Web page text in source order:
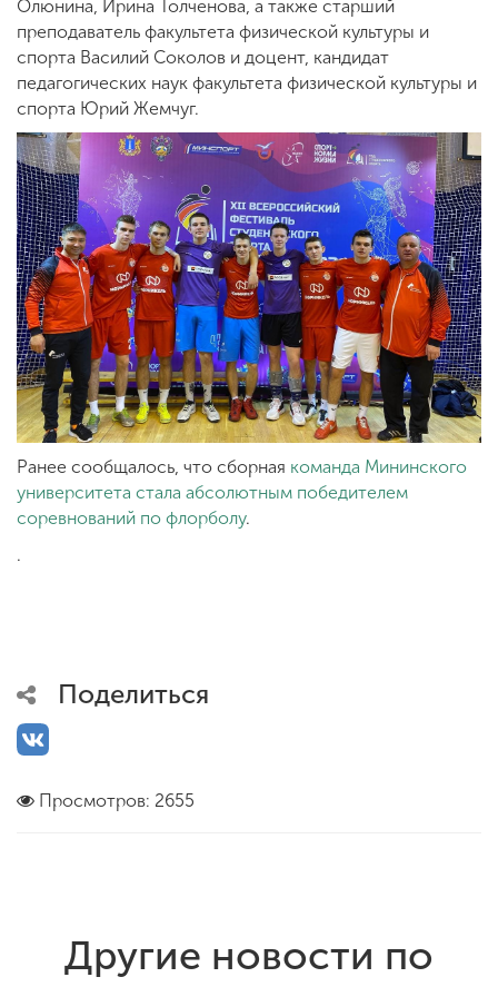
Олюнина, Ирина Толченова, а также старший
преподаватель факультета физической культуры и
спорта Василий Соколов и доцент, кандидат
педагогических наук факультета физической культуры и
спорта Юрий Жемчуг.
Ранее сообщалось, что сборная команда Мининского
университета стала абсолютным победителем
соревнований по флорболу.
.
Поделиться
Просмотров: 2655
Другие новости по